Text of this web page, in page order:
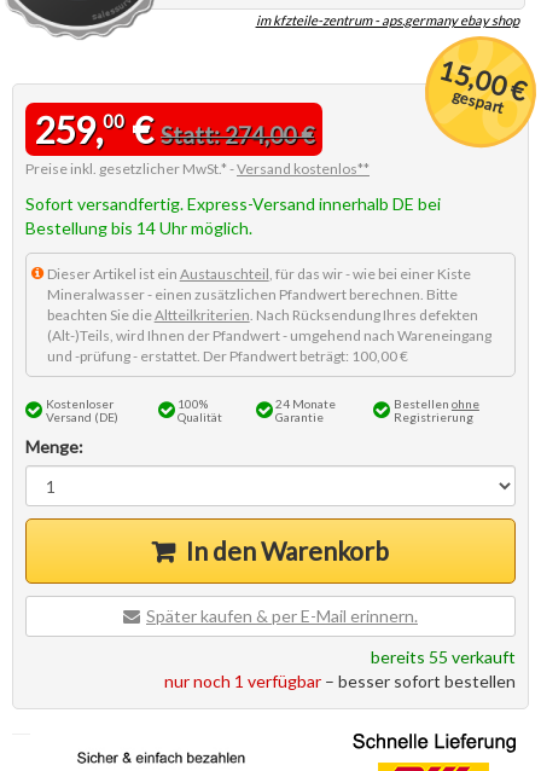
im kfzteile-zentrum - aps.germany ebay shop
15,00 €
gespart
259,00€Statt: 274,00 €
Preise inkl. gesetzlicher MwSt.* -Versand kostenlos**
Sofort versandfertig. Express-Versand innerhalb DE bei
Bestellung bis 14 Uhr möglich.
Dieser Artikel ist ein Austauschteil, für das wir - wie bei einer Kiste
Mineralwasser - einen zusätzlichen Pfandwert berechnen. Bitte
beachten Sie dieAltteilkriterien. Nach Rücksendung Ihres defekten
(Alt-)Teils, wird Ihnen der Pfandwert - umgehend nach Wareneingang
und -prüfung - erstattet. Der Pfandwert beträgt: 100,00 €
Kostenloser
Versand (DE)
100%
Qualität
24 Monate
Garantie
Bestellen ohne
Registrierung
Menge:
In den Warenkorb
Später kaufen & per E-Mail erinnern.
bereits 55 verkauft
nur noch 1 verfügbar – besser sofort bestellen